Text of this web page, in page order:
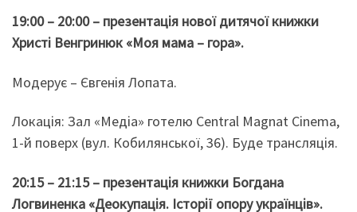
19:00 – 20:00 – презентація нової дитячої книжки
Христі Венгринюк «Моя мама – гора».
Модерує – Євгенія Лопата.
Локація: Зал «Медіа» готелю Central Magnat Cinema,
1-й поверх (вул. Кобилянської, 36). Буде трансляція.
20:15 – 21:15 – презентація книжки Богдана
Логвиненка «Деокупація. Історії опору українців».